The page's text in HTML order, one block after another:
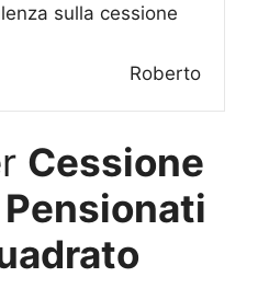
sulla cessione
Roberto
Cessione